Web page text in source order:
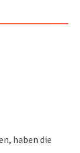
haben die